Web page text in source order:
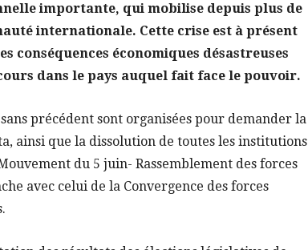
importante, qui mobilise depuis plus de
internationale. Cette crise est à présent
conséquences économiques désastreuses
dans le pays auquel fait face le pouvoir.
précédent sont organisées pour demander la
ainsi que la dissolution de toutes les institutions
du 5 juin- Rassemblement des forces
avec celui de la Convergence des forces